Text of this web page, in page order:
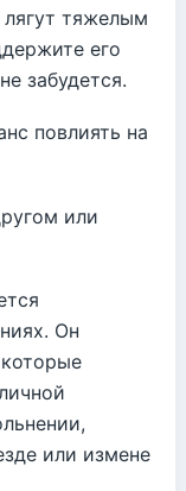
лягут тяжелым
его
забудется.
повлиять на
или
Он
или измене